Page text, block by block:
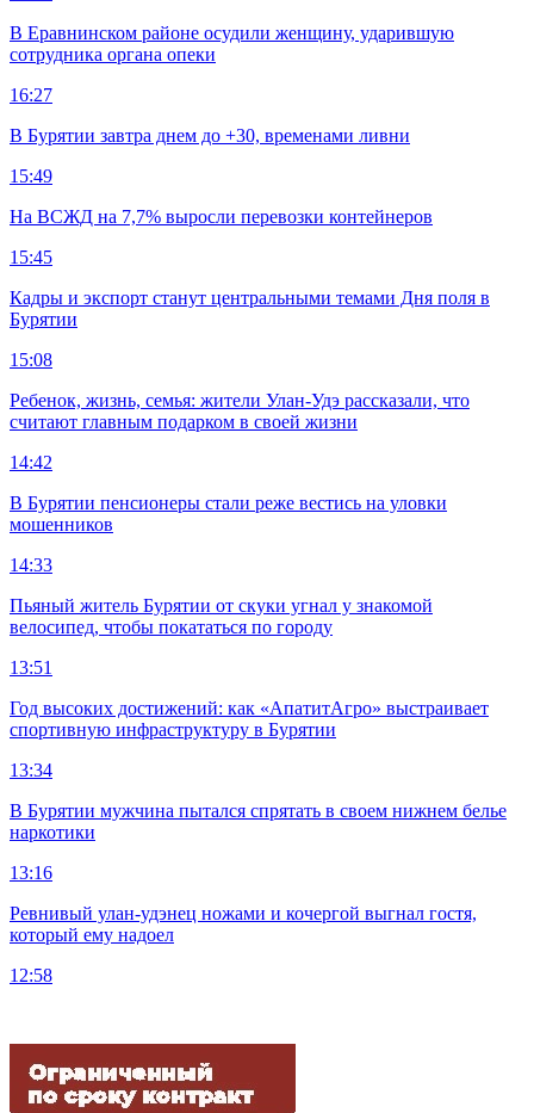
В Еравнинском районе осудили женщину, ударившую
сотрудника органа опеки
16:27
В Бурятии завтра днем до +30, временами ливни
15:49
На ВСЖД на 7,7% выросли перевозки контейнеров
15:45
Кадры и экспорт станут центральными темами Дня поля в
Бурятии
15:08
Ребенок, жизнь, семья: жители Улан-Удэ рассказали, что
считают главным подарком в своей жизни
14:42
В Бурятии пенсионеры стали реже вестись на уловки
мошенников
14:33
Пьяный житель Бурятии от скуки угнал у знакомой
велосипед, чтобы покататься по городу
13:51
Год высоких достижений: как «АпатитАгро» выстраивает
спортивную инфраструктуру в Бурятии
13:34
В Бурятии мужчина пытался спрятать в своем нижнем белье
наркотики
13:16
Ревнивый улан-удэнец ножами и кочергой выгнал гостя,
который ему надоел
12:58